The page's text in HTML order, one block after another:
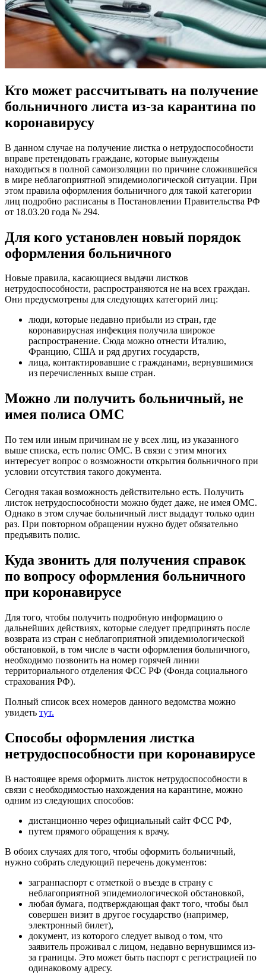
Кто может рассчитывать на получение
больничного листа из-за карантина по
коронавирусу
В данном случае на получение листка о нетрудоспособности
вправе претендовать граждане, которые вынуждены
находиться в полной самоизоляции по причине сложившейся
в мире неблагоприятной эпидемиологической ситуации. При
этом правила оформления больничного для такой категории
лиц подробно расписаны в Постановлении Правительства РФ
от 18.03.20 года № 294.
Для кого установлен новый порядок
оформления больничного
Новые правила, касающиеся выдачи листков
нетрудоспособности, распространяются не на всех граждан.
Они предусмотрены для следующих категорий лиц:
люди, которые недавно прибыли из стран, где
коронавирусная инфекция получила широкое
распространение. Сюда можно отнести Италию,
Францию, США и ряд других государств,
лица, контактировавшие с гражданами, вернувшимися
из перечисленных выше стран.
Можно ли получить больничный, не
имея полиса ОМС
По тем или иным причинам не у всех лиц, из указанного
выше списка, есть полис ОМС. В связи с этим многих
интересует вопрос о возможности открытия больничного при
условии отсутствия такого документа.
Сегодня такая возможность действительно есть. Получить
листок нетрудоспособности можно будет даже, не имея ОМС.
Однако в этом случае больничный лист выдадут только один
раз. При повторном обращении нужно будет обязательно
предъявить полис.
Куда звонить для получения справок
по вопросу оформления больничного
при коронавирусе
Для того, чтобы получить подробную информацию о
дальнейших действиях, которые следует предпринять после
возврата из стран с неблагоприятной эпидемиологической
обстановкой, в том числе в части оформления больничного,
необходимо позвонить на номер горячей линии
территориального отделения ФСС РФ (Фонда социального
страхования РФ).
Полный список всех номеров данного ведомства можно
увидеть тут.
Способы оформления листка
нетрудоспособности при коронавирусе
В настоящее время оформить листок нетрудоспособности в
связи с необходимостью нахождения на карантине, можно
одним из следующих способов:
дистанционно через официальный сайт ФСС РФ,
путем прямого обращения к врачу.
В обоих случаях для того, чтобы оформить больничный,
нужно собрать следующий перечень документов:
загранпаспорт с отметкой о въезде в страну с
неблагоприятной эпидемиологической обстановкой,
любая бумага, подтверждающая факт того, чтобы был
совершен визит в другое государство (например,
электронный билет),
документ, из которого следует вывод о том, что
заявитель проживал с лицом, недавно вернувшимся из-
за границы. Это может быть паспорт с регистрацией по
одинаковому адресу.